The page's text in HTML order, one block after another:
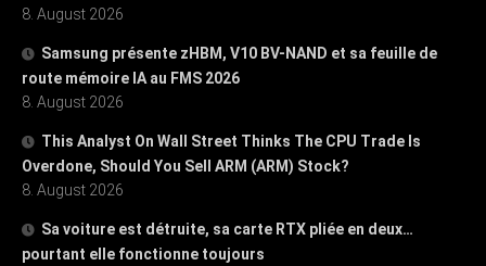
8. August 2026
Samsung présente zHBM, V10 BV-NAND et sa feuille de
route mémoire IA au FMS 2026
8. August 2026
This Analyst On Wall Street Thinks The CPU Trade Is
Overdone, Should You Sell ARM (ARM) Stock?
8. August 2026
Sa voiture est détruite, sa carte RTX pliée en deux…
pourtant elle fonctionne toujours